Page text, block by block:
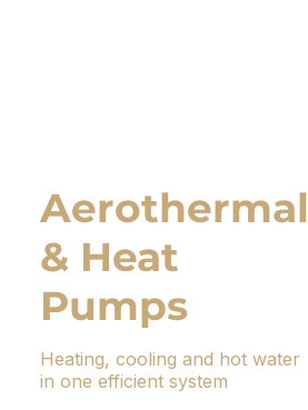
Aerothermal
& Heat
Pumps
Heating, cooling and hot water
in one efficient system